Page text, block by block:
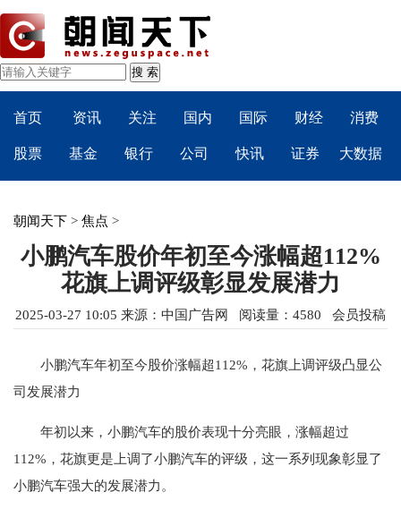
首页 资讯 关注 国内 国际 财经 消费
股票 基金 银行 公司 快讯 证券 大数据
朝闻天下 > 焦点 >
小鹏汽车股价年初至今涨幅超112%
花旗上调评级彰显发展潜力
2025-03-27 10:05 来源： 中国广告网 阅读量：4580 会员投稿
小鹏汽车年初至今股价涨幅超112%，花旗上调评级凸显公
司发展潜力
年初以来，小鹏汽车的股价表现十分亮眼，涨幅超过
112%，花旗更是上调了小鹏汽车的评级，这一系列现象彰显了
小鹏汽车强大的发展潜力。